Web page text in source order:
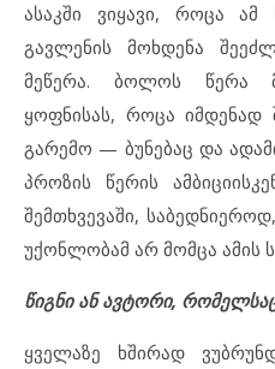
ასაკში ვიყავი, როცა
გავლენის მოხდენა
მეწერა. ბოლოს წერა
ყოფნისას, როცა იმდენად
გარემო — ბუნებაც და
პროზის წერის
შემთხვევაში,
უქონლობამ არ მომცა ამის
წიგნი ან ავტორი,
ყველაზე ხშირად